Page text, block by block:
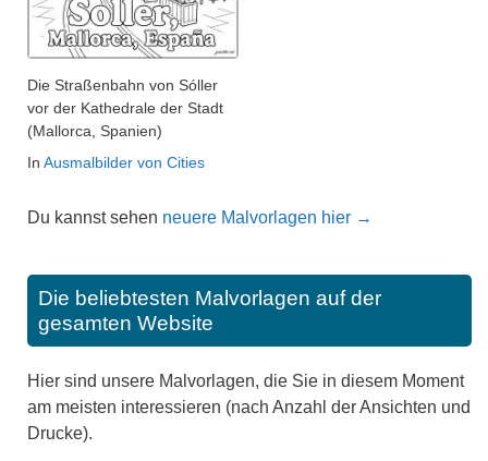
Die Straßenbahn von Sóller
vor der Kathedrale der Stadt
(Mallorca, Spanien)
In Ausmalbilder von Cities
Du kannst sehen neuere Malvorlagen hier →
Die beliebtesten Malvorlagen auf der
gesamten Website
Hier sind unsere Malvorlagen, die Sie in diesem Moment
am meisten interessieren (nach Anzahl der Ansichten und
Drucke).